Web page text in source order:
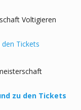
Voltigieren
Tickets
zu den Tickets